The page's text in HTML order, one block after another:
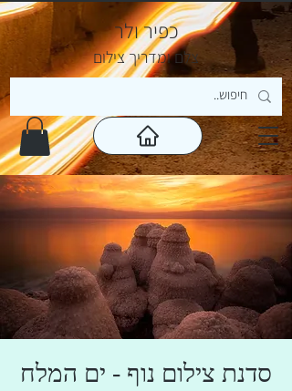
כפיר ולר
צלם ומדריך צילום
סדנת צילום נוף - ים המלח